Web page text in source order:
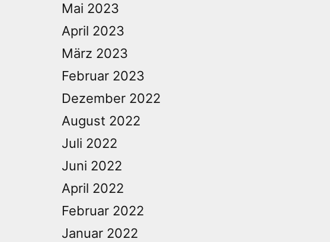
Mai 2023
April 2023
März 2023
Februar 2023
Dezember 2022
August 2022
Juli 2022
Juni 2022
April 2022
Februar 2022
Januar 2022